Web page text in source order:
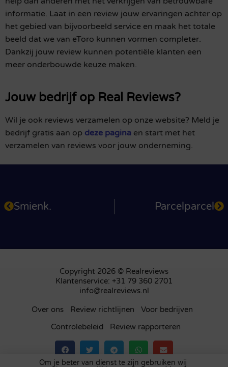
informatie. Laat in een review jouw ervaringen achter op
het gebied van bijvoorbeeld service en maak het totale
beeld dat we van eToro kunnen vormen completer.
Dankzij jouw review kunnen potentiële klanten een
meer onderbouwde keuze maken.
Jouw bedrijf op Real Reviews?
Wil je ook reviews verzamelen op onze website? Meld je
bedrijf gratis aan op deze pagina en start met het
verzamelen van reviews voor jouw onderneming.
Smienk. Parcelparcel
Copyright 2026 © Realreviews
Klantenservice: +31 79 360 2701
info@realreviews.nl
Over ons Review richtlijnen
Voor bedrijven
Controlebeleid
Review rapporteren
Om je beter van dienst te zijn gebruiken wij